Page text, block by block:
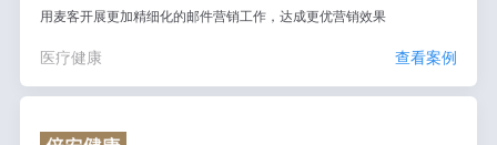
用麦客开展更加精细化的邮件营销工作，达成更优营销效果
医疗健康 查看案例